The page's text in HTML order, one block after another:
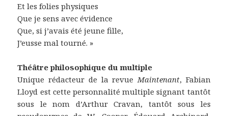
Et les folies physiques
Que je sens avec évidence
Que, si j’avais été jeune fille,
J’eusse mal tourné. »
Théâtre philosophique du multiple
Unique rédacteur de la revueMaintenant, Fabian
Lloyd est cette personnalité multiple signant tantôt
sous le nom d’Arthur Cravan, tantôt sous les